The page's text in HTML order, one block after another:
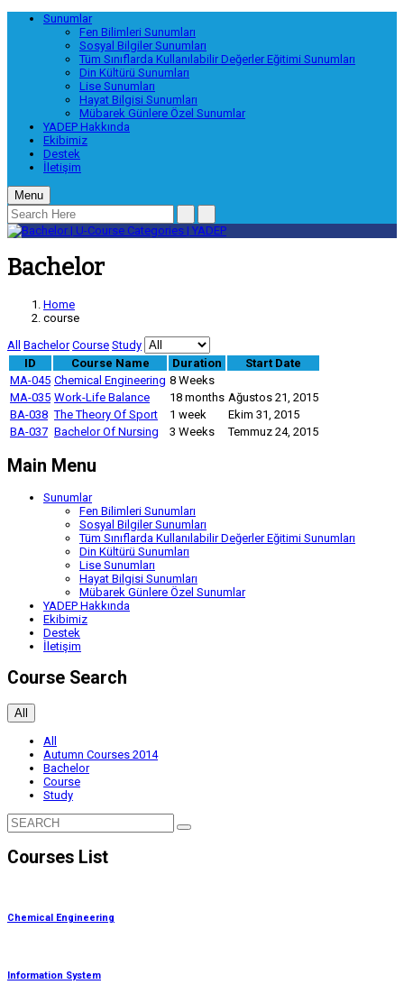
Sunumlar
Fen Bilimleri Sunumları
Sosyal Bilgiler Sunumları
Tüm Sınıflarda Kullanılabilir Değerler Eğitimi Sunumları
Din Kültürü Sunumları
Lise Sunumları
Hayat Bilgisi Sunumları
Mübarek Günlere Özel Sunumlar
YADEP Hakkında
Ekibimiz
Destek
İletişim
Menu
Bachelor
Home
course
All
Bachelor Course Study
ID
Course Name Duration
Start Date
MA-045 Chemical Engineering 8 Weeks
MA-035 Work-Life Balance 18 months Ağustos 21, 2015
BA-038 The Theory Of Sport 1 week
Ekim 31, 2015
BA-037 Bachelor Of Nursing 3 Weeks Temmuz 24, 2015
Main Menu
Sunumlar
Fen Bilimleri Sunumları
Sosyal Bilgiler Sunumları
Tüm Sınıflarda Kullanılabilir Değerler Eğitimi Sunumları
Din Kültürü Sunumları
Lise Sunumları
Hayat Bilgisi Sunumları
Mübarek Günlere Özel Sunumlar
YADEP Hakkında
Ekibimiz
Destek
İletişim
Course Search
All
All
Autumn Courses 2014
Bachelor
Course
Study
Courses List
Chemical Engineering
Information System